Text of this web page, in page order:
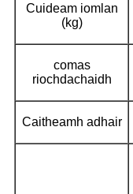
Cuideam iomlan
(kg)
comas
riochdachaidh
Caitheamh adhair